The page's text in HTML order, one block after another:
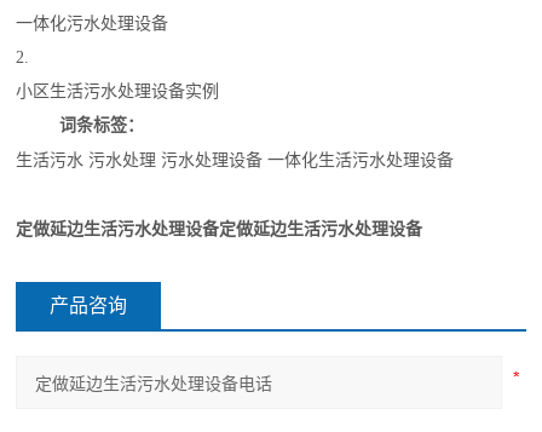
一体化污水处理设备
2.
小区 生活污水处理设备实例
词条标签：
生活污水 污水处理 污水处理设备 一体化生活污水处理设备
定做延边生活污水处理设备定做延边生活污水处理设备
产品咨询